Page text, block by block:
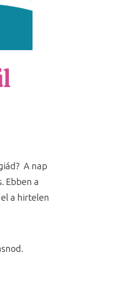
A nap
Ebben a
a hirtelen